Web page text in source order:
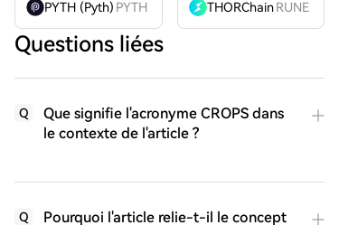
PYTH (Pyth) PYTH THORChain RUNE
Questions liées
Q
Que signifie l'acronyme CROPS dans
le contexte de l'article ?
Q Pourquoi l'article relie-t-il le concept